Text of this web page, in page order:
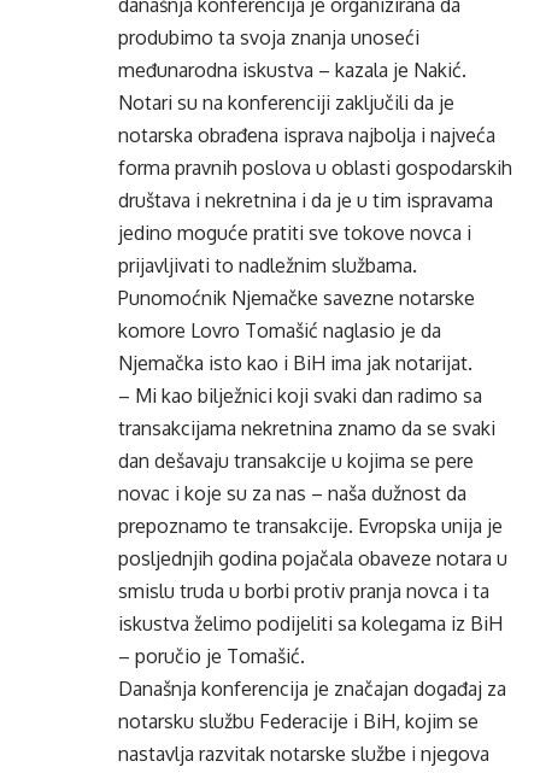
današnja konferencija je organizirana da
produbimo ta svoja znanja unoseći
međunarodna iskustva – kazala je Nakić.
Notari su na konferenciji zaključili da je
notarska obrađena isprava najbolja i najveća
forma pravnih poslova u oblasti gospodarskih
društava i nekretnina i da je u tim ispravama
jedino moguće pratiti sve tokove novca i
prijavljivati to nadležnim službama.
Punomoćnik Njemačke savezne notarske
komore Lovro Tomašić naglasio je da
Njemačka isto kao i BiH ima jak notarijat.
– Mi kao bilježnici koji svaki dan radimo sa
transakcijama nekretnina znamo da se svaki
dan dešavaju transakcije u kojima se pere
novac i koje su za nas – naša dužnost da
prepoznamo te transakcije. Evropska unija je
posljednjih godina pojačala obaveze notara u
smislu truda u borbi protiv pranja novca i ta
iskustva želimo podijeliti sa kolegama iz BiH
– poručio je Tomašić.
Današnja konferencija je značajan događaj za
notarsku službu Federacije i BiH, kojim se
nastavlja razvitak notarske službe i njegova